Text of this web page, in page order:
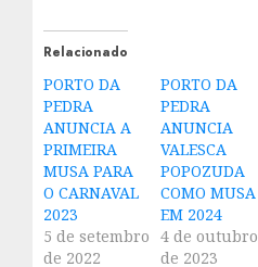
Relacionado
PORTO DA
PEDRA
ANUNCIA A
PRIMEIRA
MUSA PARA
O CARNAVAL
2023
5 de setembro
de 2022
PORTO DA
PEDRA
ANUNCIA
VALESCA
POPOZUDA
COMO MUSA
EM 2024
4 de outubro
de 2023